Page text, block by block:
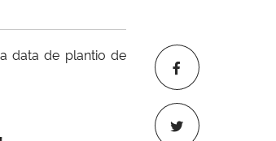
data de plantio de